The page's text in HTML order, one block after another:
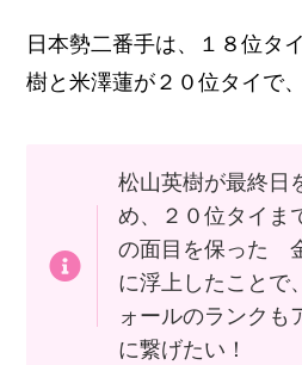
日本勢二番手は、１８位タ
樹と米澤蓮が２０位タイで
松山英樹が最終日
め、２０位タイ
の面目を保った
に浮上したことで
ォールのランク
に繋げたい！